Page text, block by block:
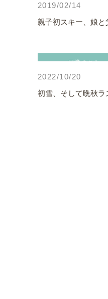
2019/02/14
親子初スキー、娘と
日常のこと
2022/10/20
初雪、そして晩秋ラ